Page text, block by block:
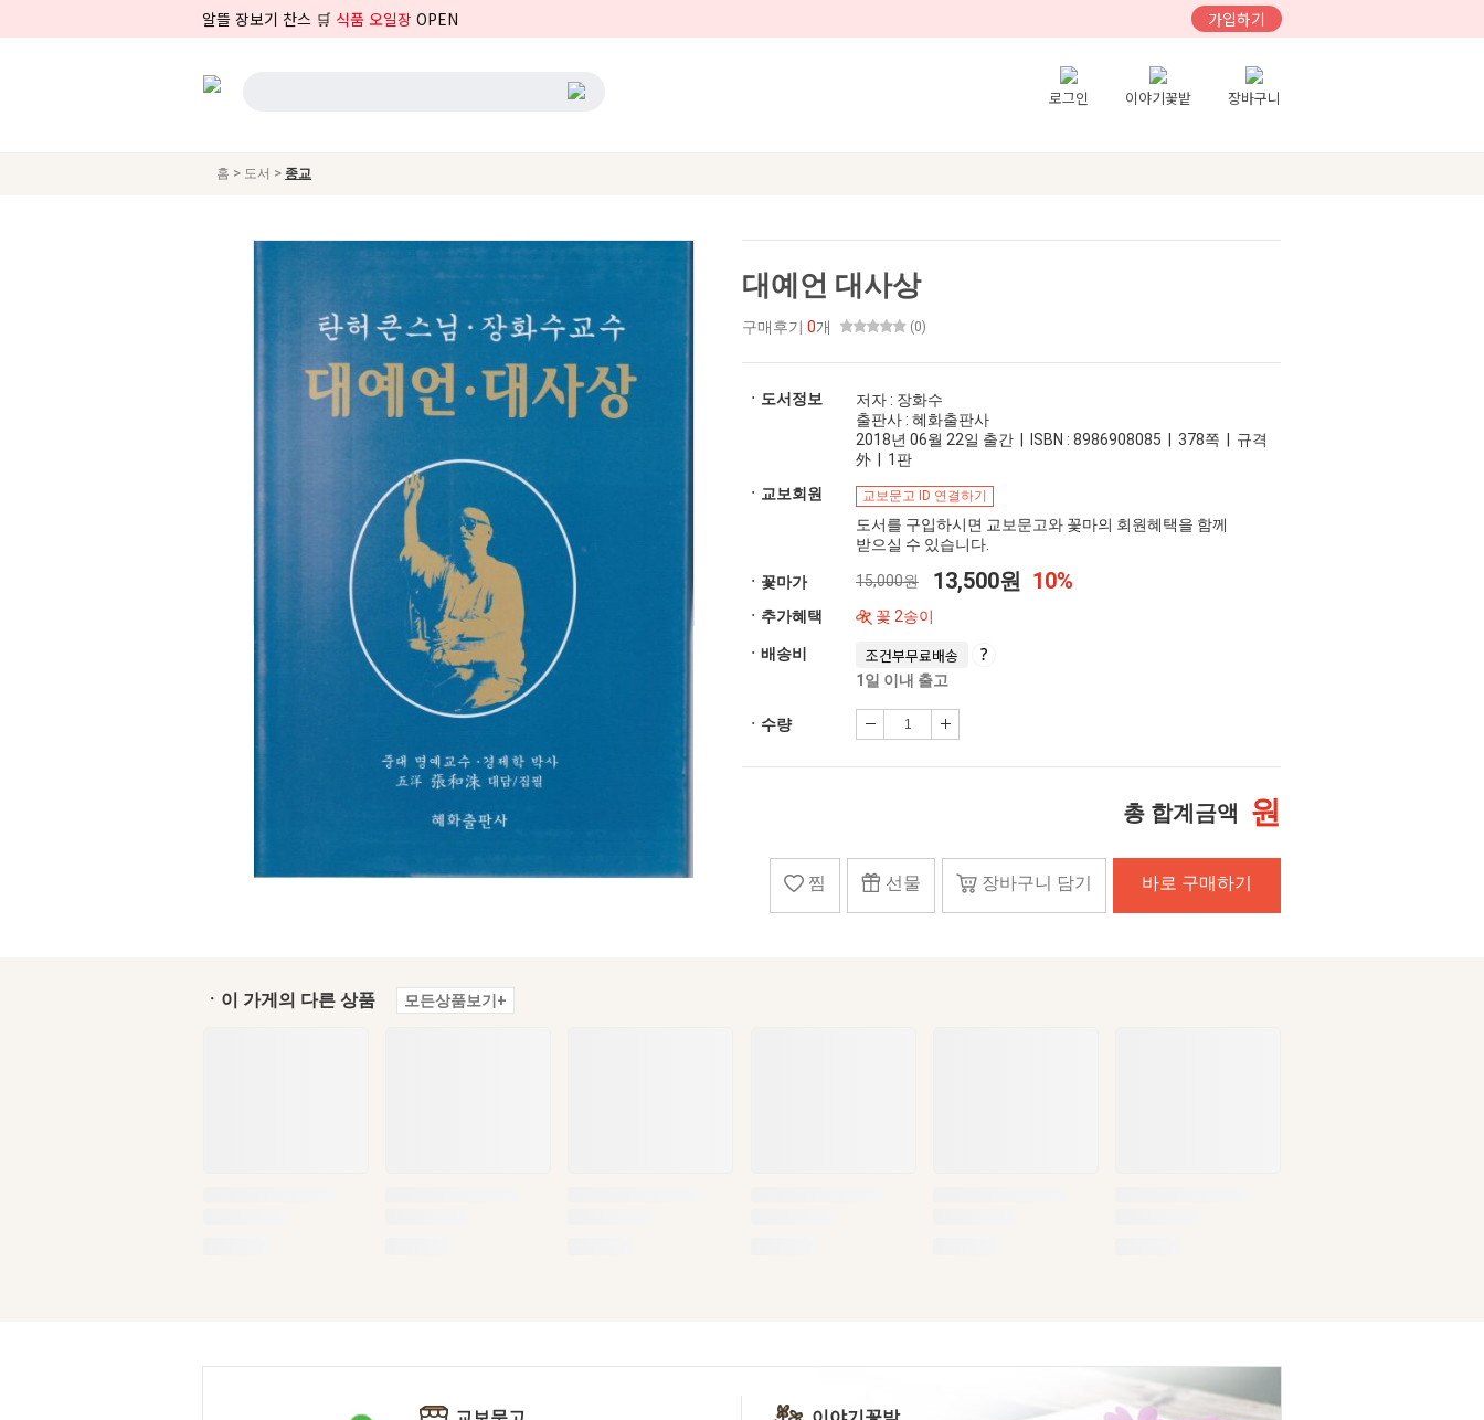
알뜰 장보기 찬스 🛒 식품 오일장 OPEN 가입하기
로그인 이야기꽃밭 장바구니
홈 > 도서 > 종교
대예언 대사상
구매후기 0개 (0)
ㆍ도서정보
저자 : 장화수
출판사 : 혜화출판사
2018년 06월 22일 출간 | ISBN : 8986908085 | 378쪽 | 규격
外 | 1판
ㆍ교보회원
교보문고 ID 연결하기
도서를 구입하시면 교보문고와 꽃마의 회원혜택을 함께
받으실 수 있습니다.
ㆍ꽃마가 15,000원 13,500원 10%
ㆍ추가혜택 꽃 2송이
ㆍ배송비 조건부무료배송
1일 이내 출고
ㆍ수량
총 합계금액 원
찜 선물 장바구니 담기 바로 구매하기
ㆍ이 가게의 다른 상품 모든상품보기+